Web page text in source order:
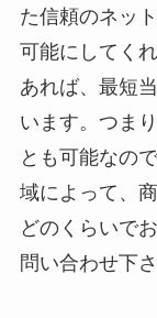
た信頼のネッ
可能にしてく
あれば、最短
います。つま
とも可能なの
域によって、
どのくらいで
問い合わせ下さ